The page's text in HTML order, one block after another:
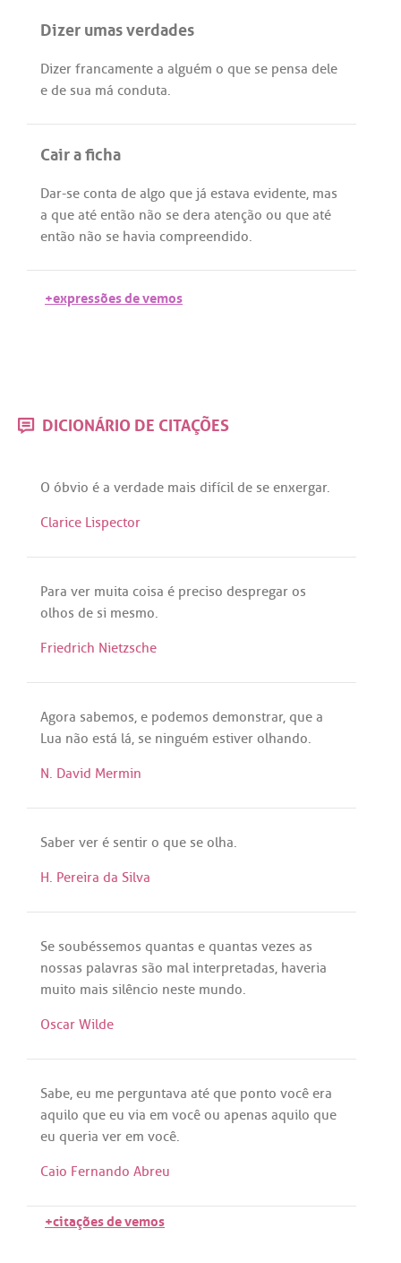
Dizer umas verdades
Dizer francamente a alguém o que se pensa dele
e de sua má conduta.
Cair a ficha
Dar-se conta de algo que já estava evidente, mas
a que até então não se dera atenção ou que até
então não se havia compreendido.
+expressões de vemos
DICIONÁRIO DE CITAÇÕES
O óbvio é a verdade mais difícil de se enxergar.
Clarice Lispector
Para ver muita coisa é preciso despregar os
olhos de si mesmo.
Friedrich Nietzsche
Agora sabemos, e podemos demonstrar, que a
Lua não está lá, se ninguém estiver olhando.
N. David Mermin
Saber ver é sentir o que se olha.
H. Pereira da Silva
Se soubéssemos quantas e quantas vezes as
nossas palavras são mal interpretadas, haveria
muito mais silêncio neste mundo.
Oscar Wilde
Sabe, eu me perguntava até que ponto você era
aquilo que eu via em você ou apenas aquilo que
eu queria ver em você.
Caio Fernando Abreu
+citações de vemos